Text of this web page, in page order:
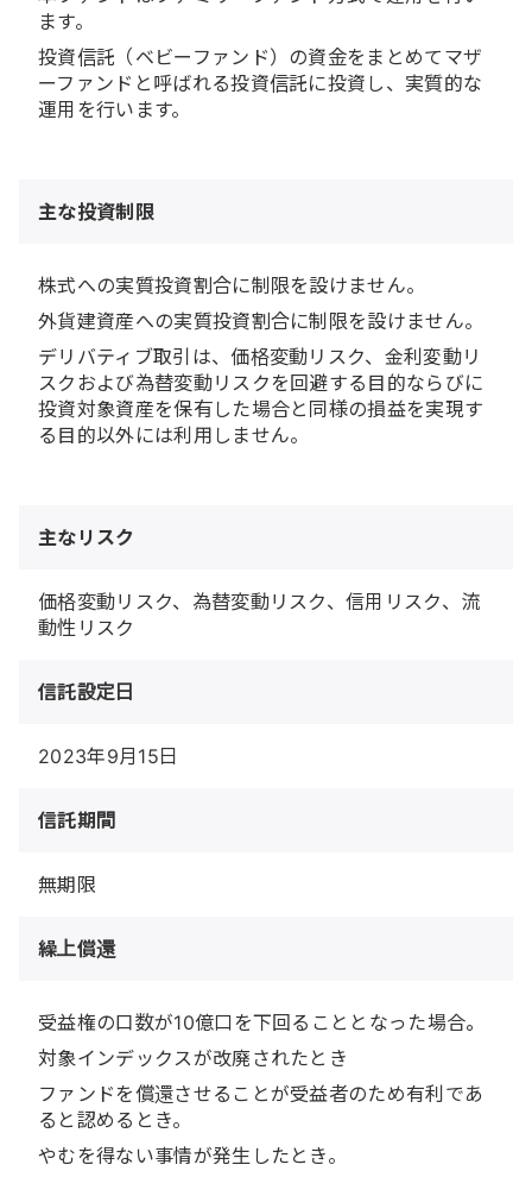
ます。
投資信託（ベビーファンド）の資金をまとめてマザ
ーファンドと呼ばれる投資信託に投資し、実質的な
運用を行います。
主な投資制限
株式への実質投資割合に制限を設けません。
外貨建資産への実質投資割合に制限を設けません。
デリバティブ取引は、価格変動リスク、金利変動リ
スクおよび為替変動リスクを回避する目的ならびに
投資対象資産を保有した場合と同様の損益を実現す
る目的以外には利用しません。
主なリスク
価格変動リスク、為替変動リスク、信用リスク、流
動性リスク
信託設定日
2023年9月15日
信託期間
無期限
繰上償還
受益権の口数が10億口を下回ることとなった場合。
対象インデックスが改廃されたとき
ファンドを償還させることが受益者のため有利であ
ると認めるとき。
やむを得ない事情が発生したとき。